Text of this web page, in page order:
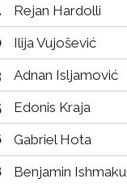
Rejan Hardolli
Ilija Vujošević
Adnan Isljamović
Edonis Kraja
Gabriel Hota
Benjamin Ishmaku